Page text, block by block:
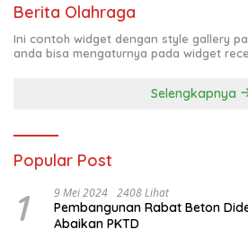
Berita Olahraga
Ini contoh widget dengan style gallery
anda bisa mengaturnya pada widget
Selengkapnya
Popular Post
1 9 Mei 2024 2408 Lihat
Pembangunan Rabat Beton
Abaikan PKTD